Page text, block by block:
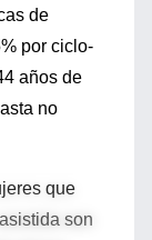
de
por ciclo-
años de
no
que
son